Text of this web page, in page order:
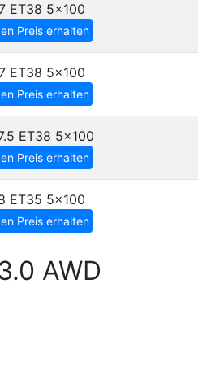
ET38 5x100
Preis erhalten
ET38 5x100
Preis erhalten
ET38 5x100
Preis erhalten
ET35 5x100
Preis erhalten
AWD